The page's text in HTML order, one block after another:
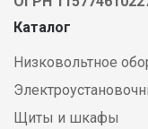
Каталог
Низковольтное
Щиты и шкафы